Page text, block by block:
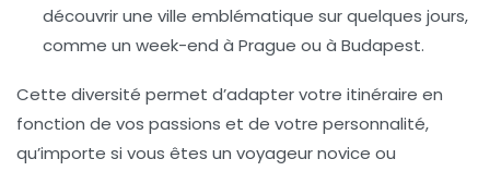
découvrir une ville emblématique sur quelques jours,
comme un week-end à Prague ou à Budapest.
Cette diversité permet d’adapter votre itinéraire en
fonction de vos passions et de votre personnalité,
qu’importe si vous êtes un voyageur novice ou